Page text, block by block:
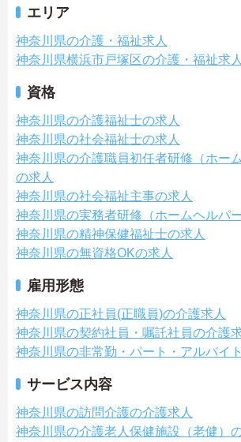
エリア
神奈川県の介護・福祉求人
神奈川県横浜市戸塚区の介護・福祉求人
資格
神奈川県の介護福祉士の求人
神奈川県の社会福祉士の求人
神奈川県の介護職員初任者研修（ホー
の求人
神奈川県の社会福祉主事の求人
神奈川県の実務者研修（ホームヘルパ
神奈川県の精神保健福祉士の求人
神奈川県の無資格OKの求人
雇用形態
神奈川県の正社員(正職員)の介護求人
神奈川県の契約社員・嘱託社員の介護
神奈川県の非常勤・パート・アルバイ
サービス内容
神奈川県の訪問介護の介護求人
神奈川県の介護老人保健施設（老健）